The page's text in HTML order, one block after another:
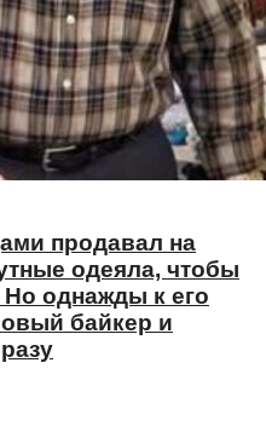
продавал на
одеяла, чтобы
однажды к его
байкер и